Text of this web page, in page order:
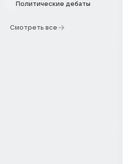
Политические дебаты
Смотреть все